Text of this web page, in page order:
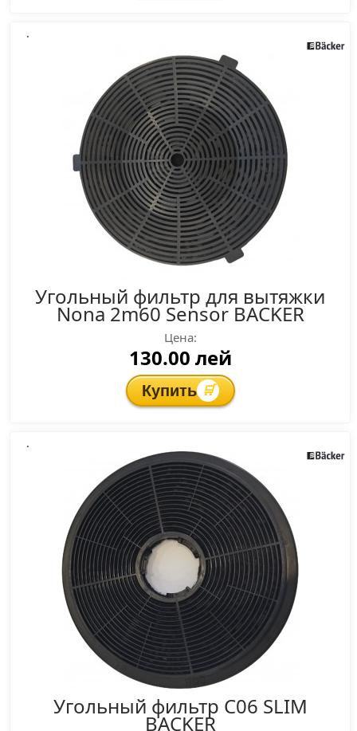
Угольный фильтр для вытяжки
Nona 2m60 Sensor BACKER
Цена:
130.00 лей
Купить 🛒
Угольный фильтр C06 SLIM
BACKER